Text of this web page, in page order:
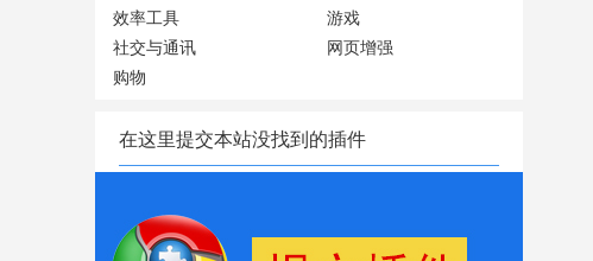
效率工具
游戏
社交与通讯
网页增强
购物
在这里提交本站没找到的插件